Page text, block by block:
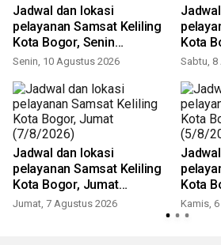
Jadwal dan lokasi
pelayanan Samsat Keliling
Kota Bogor, Senin
(10/8/2026)
Senin, 10 Agustus 2026
Kota
(8/8/
Sabtu,
Jadwal dan lokasi
pelayanan Samsat Keliling
Kota Bogor, Jumat
(7/8/2026)
Jumat, 7 Agustus 2026
Kota
(5/8/
Kamis,